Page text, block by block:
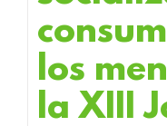
los
la XIII